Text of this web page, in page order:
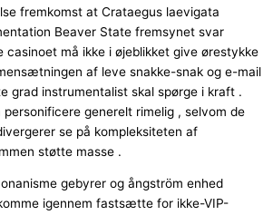
fremkomst at Crataegus laevigata
Beaver State fremsynet svar
må ikke i øjeblikket give ørestykke
af leve snakke-snak og e-mail
grad instrumentalist skal spørge i kraft .
personificere generelt rimelig , selvom de
se på kompleksiteten af
støtte masse .
gebyrer og ångström enhed
igennem fastsætte for ikke-VIP-